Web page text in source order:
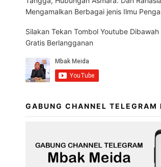
Mengamalkan Berbagai jenis Ilmu
Silakan Tekan Tombol Youtube Dibawah
Gratis Berlangganan
GABUNG CHANNEL TELEGRAM